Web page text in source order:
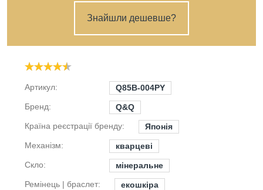
Знайшли дешевше?
Артикул:
Q85B-004PY
Бренд:
Q&Q
Країна реєстрації бренду:
Японія
Механізм:
кварцеві
Скло:
мінеральне
Ремінець | браслет:
екошкіра